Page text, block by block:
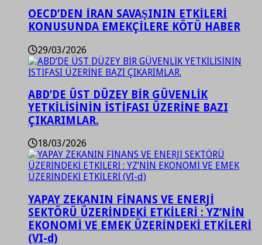
OECD’DEN İRAN SAVAŞININ ETKİLERİ
KONUSUNDA EMEKÇİLERE KÖTÜ HABER
29/03/2026
ABD’DE ÜST DÜZEY BİR GÜVENLİK
YETKİLİSİNİN İSTİFASI ÜZERİNE BAZI
ÇIKARIMLAR.
18/03/2026
YAPAY ZEKANIN FİNANS VE ENERJİ
SEKTÖRÜ ÜZERİNDEKİ ETKİLERİ : YZ’NİN
EKONOMİ VE EMEK ÜZERİNDEKİ ETKİLERİ
(VI-d)